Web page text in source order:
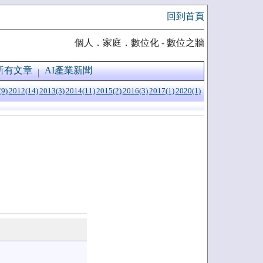
回到首頁
個人．家庭．數位化 - 數位之牆
有文章 AI產業新聞
2012(14)2013(3)2014(11)2015(2)2016(3)2017(1)2020(1)